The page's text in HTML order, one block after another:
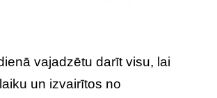
vajadzētu darīt visu, lai
un izvairītos no